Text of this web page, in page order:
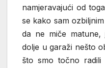
namjeravajući od
se kako sam
da ne miče matune,
dolje u garaži nešto
što smo točno